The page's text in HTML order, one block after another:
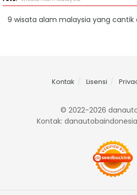
9 wisata alam malaysia yang
Kontak Lisensi
© 2022-2026
Kontak: